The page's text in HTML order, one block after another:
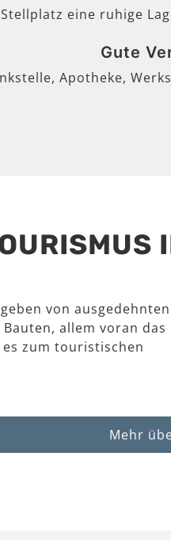
eine ruhige
Gute
Apotheke,
von ausgedehnten
allem voran das
es zum touristischen
Mehr